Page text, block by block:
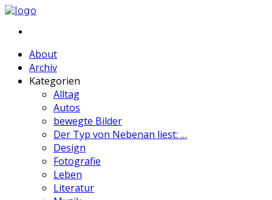
About
Archiv
Kategorien
Alltag
Autos
bewegte Bilder
Der Typ von Nebenan liest: …
Design
Fotografie
Leben
Literatur